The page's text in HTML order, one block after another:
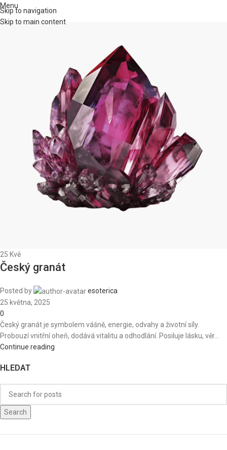
Skip to navigation
Skip to main content
Menu
25 Kvě
Český granát
Posted by
esoterica
25 května, 2025
0
Český granát je symbolem vášně, energie, odvahy a životní síly.
Probouzí vnitřní oheň, dodává vitalitu a odhodlání. Posiluje lásku, věr...
Continue reading
HLEDAT
Search